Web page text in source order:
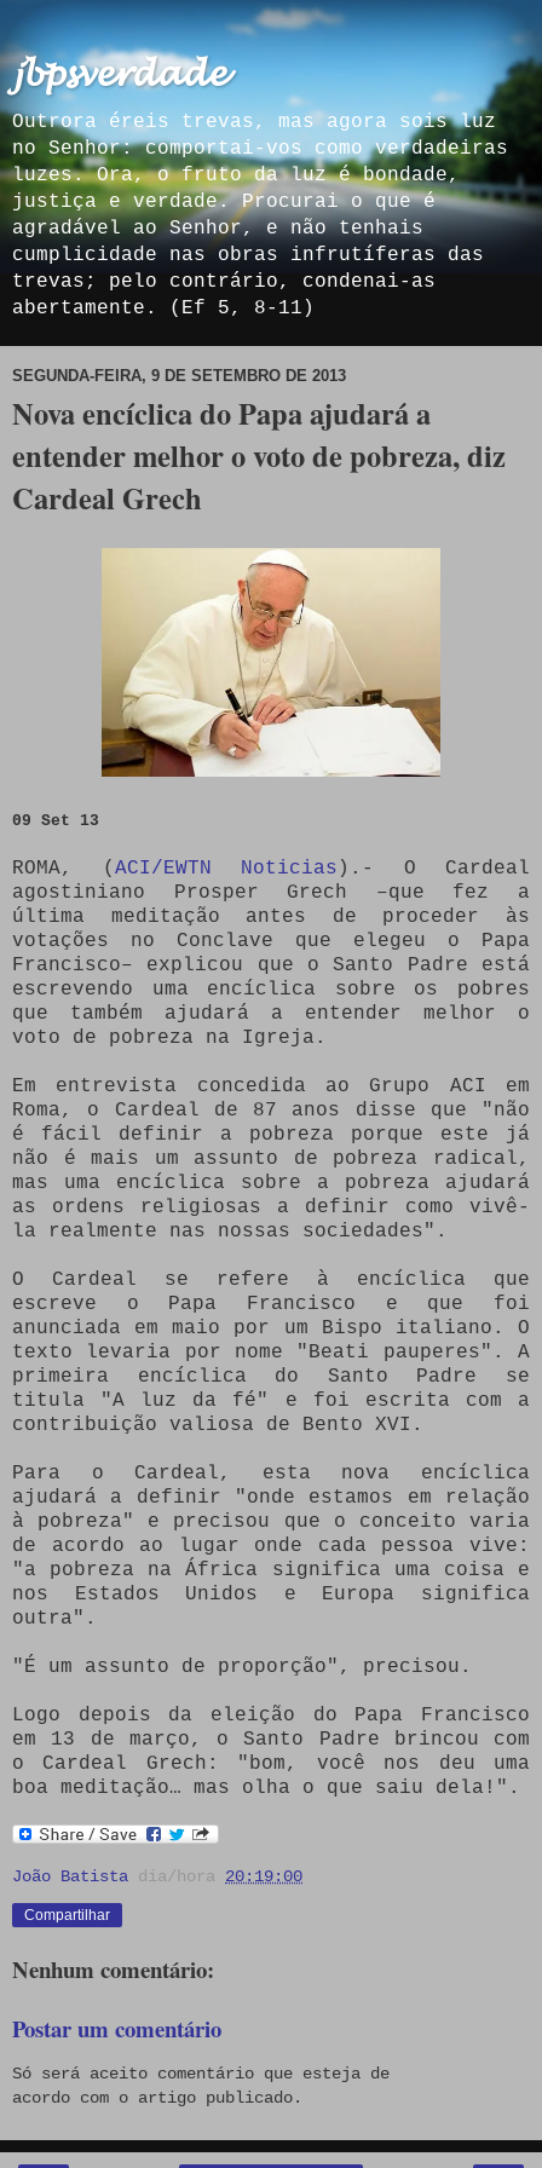
𝓳𝓫𝓹𝓼𝓿𝓮𝓻𝓭𝓪𝓭𝓮
Outrora éreis trevas, mas agora sois luz
no Senhor: comportai-vos como verdadeiras
luzes. Ora, o fruto da luz é bondade,
justiça e verdade. Procurai o que é
agradável ao Senhor, e não tenhais
cumplicidade nas obras infrutíferas das
trevas; pelo contrário, condenai-as
abertamente. (Ef 5, 8-11)
SEGUNDA-FEIRA, 9 DE SETEMBRO DE 2013
Nova encíclica do Papa ajudará a
entender melhor o voto de pobreza, diz
Cardeal Grech
09 Set 13
ROMA, ( ACI/EWTN Noticias ).- O Cardeal
agostiniano Prosper Grech –que fez a
última meditação antes de proceder às
votações no Conclave que elegeu o Papa
Francisco– explicou que o Santo Padre está
escrevendo uma encíclica sobre os pobres
que também ajudará a entender melhor o
voto de pobreza na Igreja.
Em entrevista concedida ao Grupo ACI em
Roma, o Cardeal de 87 anos disse que "não
é fácil definir a pobreza porque este já
não é mais um assunto de pobreza radical,
mas uma encíclica sobre a pobreza ajudará
as ordens religiosas a definir como vivê-
la realmente nas nossas sociedades".
O Cardeal se refere à encíclica que
escreve o Papa Francisco e que foi
anunciada em maio por um Bispo italiano. O
texto levaria por nome "Beati pauperes". A
primeira encíclica do Santo Padre se
titula "A luz da fé" e foi escrita com a
contribuição valiosa de Bento XVI.
Para o Cardeal, esta nova encíclica
ajudará a definir "onde estamos em relação
à pobreza" e precisou que o conceito varia
de acordo ao lugar onde cada pessoa vive:
"a pobreza na África significa uma coisa e
nos Estados Unidos e Europa significa
outra".
"É um assunto de proporção", precisou.
Logo depois da eleição do Papa Francisco
em 13 de março, o Santo Padre brincou com
o Cardeal Grech: "bom, você nos deu uma
boa meditação… mas olha o que saiu dela!".
João Batista dia/hora 20:19:00
Compartilhar
Nenhum comentário:
Postar um comentário
Só será aceito comentário que esteja de
acordo com o artigo publicado.